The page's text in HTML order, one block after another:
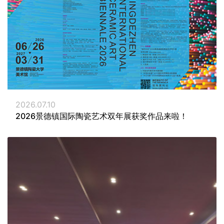
2026.07.10
2026景德镇国际陶瓷艺术双年展获奖作品来啦！